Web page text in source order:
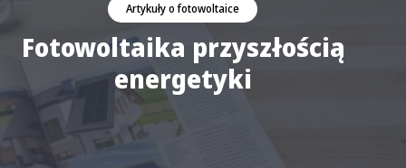
Artykuły o fotowoltaice
Fotowoltaika przyszłością
energetyki